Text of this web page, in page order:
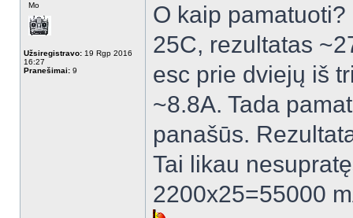
Mo
Užsiregistravo: 19 Rgp 2016
16:27
Pranešimai: 9
O kaip
25C, rezultatas
esc prie dviejų iš
~8.8A. Tada
panašūs.
Tai likau
2200x25=55000